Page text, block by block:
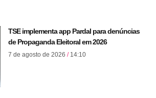
TSE implementa app Pardal para denúncias
de Propaganda Eleitoral em 2026
7 de agosto de 2026 14:10